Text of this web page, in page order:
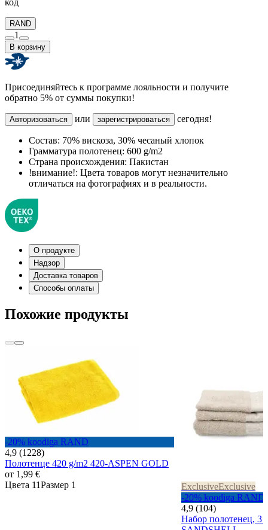
RAND
1
В корзину
Присоединяйтесь к программе лояльности и получите
обратно 5% от суммы покупки!
Авторизоваться или зарегистрироваться сегодня!
Состав: 70% вискоза, 30% чесаный хлопок
Грамматура полотенец: 600 g/m2
Страна происхождения: Пакистан
!внимание!: Цвета товаров могут незначительно
отличаться на фотографиях и в реальности.
О продукте
Надзор
Доставка товаров
Способы оплаты
Похожие продукты
-20% koodiga RAND
4,9 (1228)
Полотенце 420 g/m2 420-ASPEN GOLD
от 1,99 €
Цвета 11Размер 1 ExclusiveExclusive
-20% koodiga RAND
4,9 (104)
Набор полотенец, 3